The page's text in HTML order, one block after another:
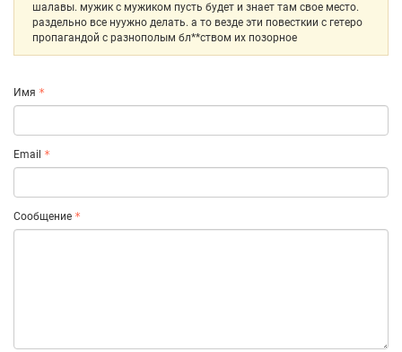
шалавы. мужик с мужиком пусть будет и знает там свое место.
раздельно все нуужно делать. а то везде эти повесткии с гетеро
пропагандой с разнополым бл**ством их позорное
Имя
Email
Сообщение